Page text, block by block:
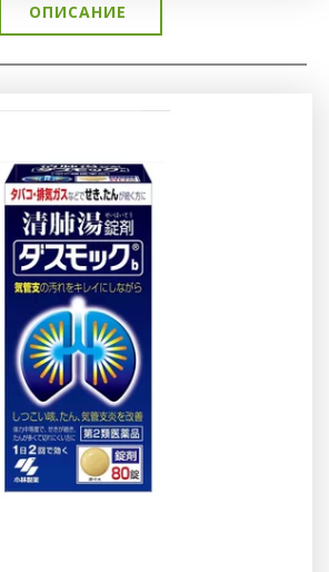
ОПИСАНИЕ